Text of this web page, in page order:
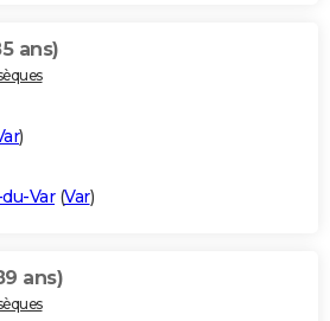
ans)
)
Var(Var)
ans)